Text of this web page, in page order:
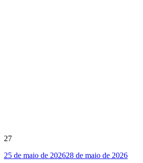
27
Publicado
25 de maio de 202628 de maio de 2026